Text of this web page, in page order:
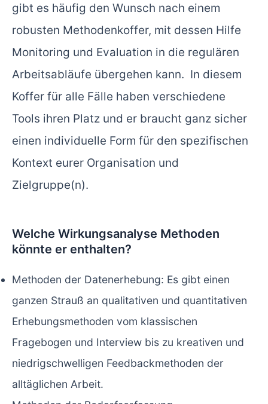
gibt es häufig den Wunsch nach einem
robusten Methodenkoffer, mit dessen Hilfe
Monitoring und Evaluation in die regulären
Arbeitsabläufe übergehen kann. In diesem
Koffer für alle Fälle haben verschiedene
Tools ihren Platz und er braucht ganz sicher
einen individuelle Form für den spezifischen
Kontext eurer Organisation und
Zielgruppe(n).
Welche Wirkungsanalyse Methoden
könnte er enthalten?
Methoden der Datenerhebung: Es gibt einen
ganzen Strauß an qualitativen und quantitativen
Erhebungsmethoden vom klassischen
Fragebogen und Interview bis zu kreativen und
niedrigschwelligen Feedbackmethoden der
alltäglichen Arbeit.